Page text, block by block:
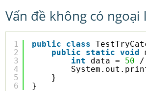
Vấn đề không có ngoại
1
2
3
4
5
6
public class
public
static void
int
data = 50 /
}
}